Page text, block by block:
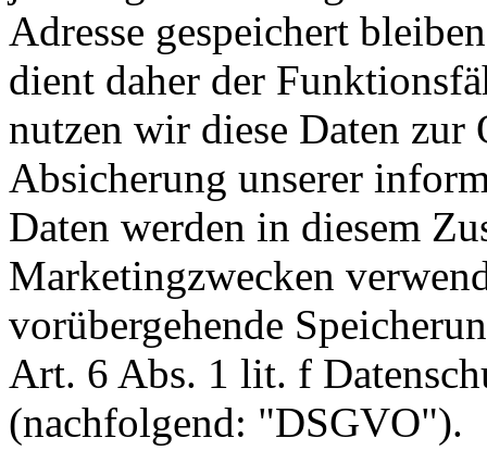
Adresse gespeichert
dient daher der
nutzen wir diese Daten zur
Absicherung unserer
Daten werden in diesem
Marketingzwecken
vorübergehende
Art. 6 Abs. 1 lit. f
(nachfolgend: "DSGVO").